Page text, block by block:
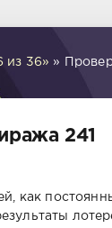
из 36» »
241
как